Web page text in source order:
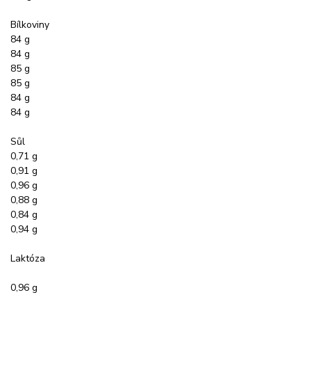
Bílkoviny
84 g
84 g
85 g
85 g
84 g
84 g
Sůl
0,71 g
0,91 g
0,96 g
0,88 g
0,84 g
0,94 g
Laktóza
0,96 g